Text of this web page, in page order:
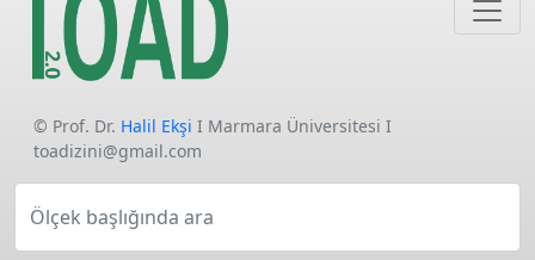
© Prof. Dr. Halil Ekşi I Marmara Üniversitesi I
toadizini@gmail.com
Ölçek başlığında ara